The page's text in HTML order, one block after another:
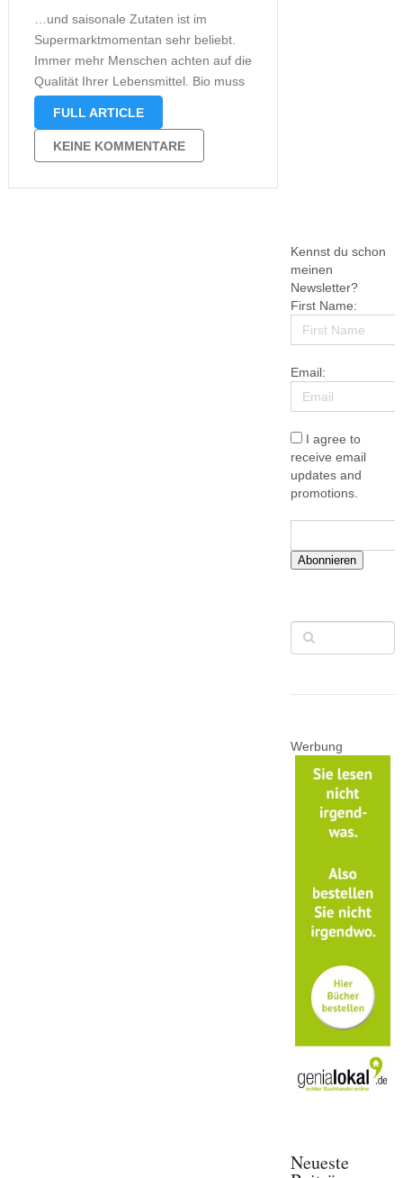
…und saisonale Zutaten ist im
Supermarktmomentan sehr beliebt.
Immer mehr Menschen achten auf die
Qualität Ihrer Lebensmittel. Bio muss
gar nicht immer sein, aber frei von
Stoffen. Lebensmittelskandale haben
sicherlich auch ihren Teil dazu
beigetragen, dass es immer beliebter
FULL ARTICLE
KEINE KOMMENTARE
Kennst du schon
meinen
Newsletter?
First Name:
Email:
I agree to
receive email
updates and
promotions.
Abonnieren
Werbung
Neueste